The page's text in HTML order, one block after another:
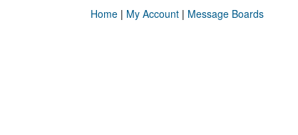
Home| My Account| Message Boards